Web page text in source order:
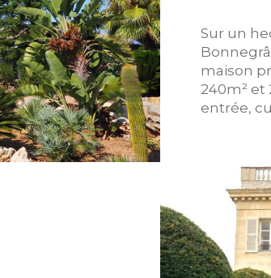
Sur un
maison
240m²
entrée,